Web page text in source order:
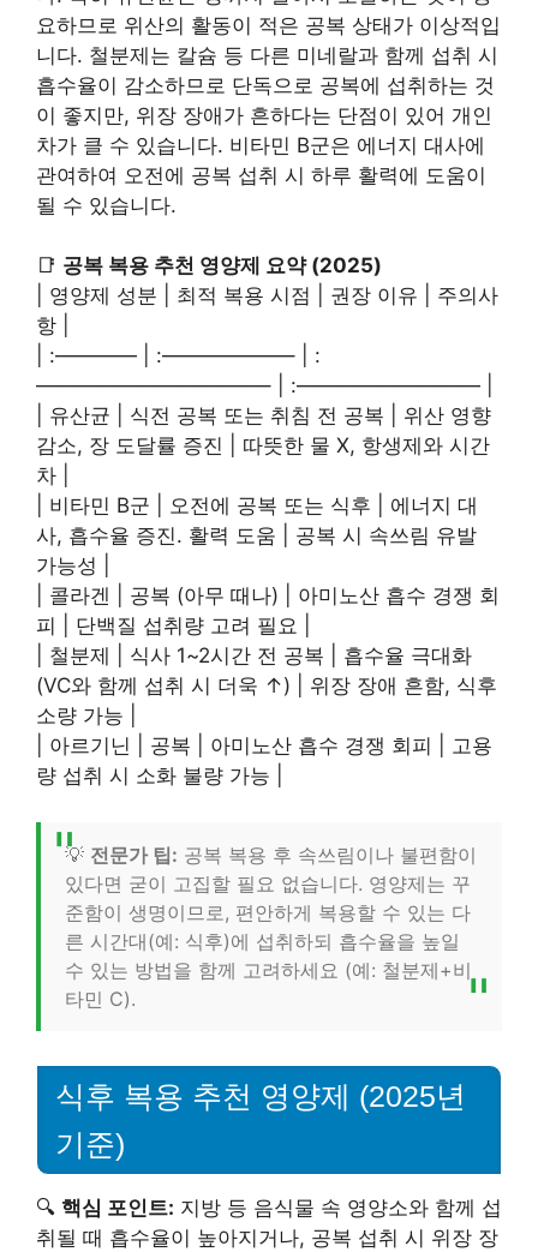
요하므로 위산의 활동이 적은 공복 상태가 이상적입
니다. 철분제는 칼슘 등 다른 미네랄과 함께 섭취 시
흡수율이 감소하므로 단독으로 공복에 섭취하는 것
이 좋지만, 위장 장애가 흔하다는 단점이 있어 개인
차가 클 수 있습니다. 비타민 B군은 에너지 대사에
관여하여 오전에 공복 섭취 시 하루 활력에 도움이
될 수 있습니다.
📑 공복 복용 추천 영양제 요약 (2025)
| 영양제 성분 | 최적 복용 시점 | 권장 이유 | 주의사
항 |
| :———— | :——————– | :
———————————– | :————————— |
| 유산균 | 식전 공복 또는 취침 전 공복 | 위산 영향
감소, 장 도달률 증진 | 따뜻한 물 X, 항생제와 시간
차 |
| 비타민 B군 | 오전에 공복 또는 식후 | 에너지 대
사, 흡수율 증진. 활력 도움 | 공복 시 속쓰림 유발
가능성 |
| 콜라겐 | 공복 (아무 때나) | 아미노산 흡수 경쟁 회
피 | 단백질 섭취량 고려 필요 |
| 철분제 | 식사 1~2시간 전 공복 | 흡수율 극대화
(VC와 함께 섭취 시 더욱 ↑) | 위장 장애 흔함, 식후
소량 가능 |
| 아르기닌 | 공복 | 아미노산 흡수 경쟁 회피 | 고용
량 섭취 시 소화 불량 가능 |
💡 전문가 팁: 공복 복용 후 속쓰림이나 불편함이
있다면 굳이 고집할 필요 없습니다. 영양제는 꾸
준함이 생명이므로, 편안하게 복용할 수 있는 다
른 시간대(예: 식후)에 섭취하되 흡수율을 높일
수 있는 방법을 함께 고려하세요 (예: 철분제+비
타민 C).
식후 복용 추천 영양제 (2025년
기준)
🔍 핵심 포인트: 지방 등 음식물 속 영양소와 함께 섭
취될 때 흡수율이 높아지거나, 공복 섭취 시 위장 장